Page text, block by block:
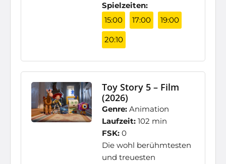
Spielzeiten:
15:00
17:00 19:00
20:10
Toy Story 5 – Film
(2026)
Genre: Animation
Laufzeit: 102 min
FSK: 0
Die wohl berühmtesten
und treuesten